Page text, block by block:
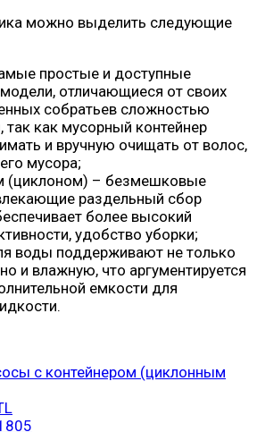
можно выделить следующие
простые и доступные
отличающиеся от своих
собратьев сложностью
так как мусорный контейнер
и вручную очищать от волос,
мусора;
(циклоном) – безмешковые
раздельный сбор
более высокий
удобство уборки;
воды поддерживают не только
и влажную, что аргументируется
емкости для
с контейнером (циклонным